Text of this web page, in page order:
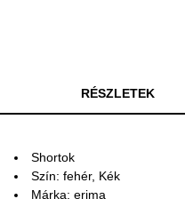
RÉSZLETEK
Shortok
Szín: fehér, Kék
Márka: erima